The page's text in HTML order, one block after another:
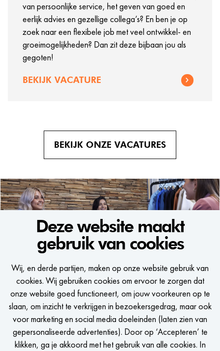
Deze website maakt
gebruik van cookies
Wij, en derde partijen, maken op onze website gebruik van
cookies. Wij gebruiken cookies om ervoor te zorgen dat
onze website goed functioneert, om jouw voorkeuren op te
slaan, om inzicht te verkrijgen in bezoekersgedrag, maar ook
voor marketing en social media doeleinden (laten zien van
gepersonaliseerde advertenties). Door op ‘Accepteren’ te
klikken, ga je akkoord met het gebruik van alle cookies. In
van persoonlijke service, het geven van goed en
eerlijk advies en gezellige collega’s? En ben je op
zoek naar een flexibele job met veel ontwikkel- en
groeimogelijkheden? Dan zit deze bijbaan jou als
gegoten!
BEKIJK VACATURE
BEKIJK ONZE VACATURES
WE WOULD LIKE TO KEEP
IN TOUCH
Een seintje krijgen als er een passende vacature is?